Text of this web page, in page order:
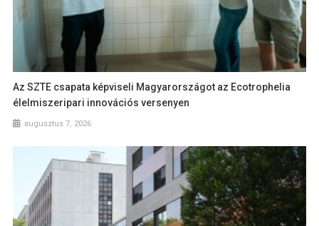
Az SZTE csapata képviseli Magyarországot az Ecotrophelia
élelmiszeripari innovációs versenyen
augusztus 7, 2026